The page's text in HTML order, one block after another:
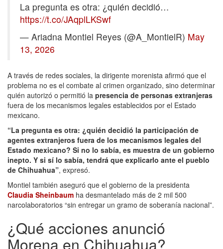
La pregunta es otra: ¿quién decidió…
https://t.co/JAqplLKSwf
— Ariadna Montiel Reyes (@A_MontielR) May
13, 2026
A través de redes sociales, la dirigente morenista afirmó que el
problema no es el combate al crimen organizado, sino determinar
quién autorizó o permitió la presencia de personas extranjeras
fuera de los mecanismos legales establecidos por el Estado
mexicano.
“La pregunta es otra: ¿quién decidió la participación de
agentes extranjeros fuera de los mecanismos legales del
Estado mexicano? Si no lo sabía, es muestra de un gobierno
inepto. Y si sí lo sabía, tendrá que explicarlo ante el pueblo
de Chihuahua”, expresó.
Montiel también aseguró que el gobierno de la presidenta
Claudia Sheinbaum ha desmantelado más de 2 mil 500
narcolaboratorios “sin entregar un gramo de soberanía nacional”.
¿Qué acciones anunció
Morena en Chihuahua?